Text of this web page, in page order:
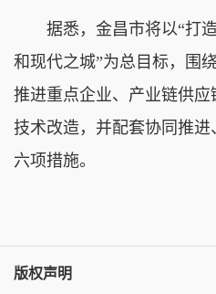
据悉，金昌市将以“打造
和现代之城”为总目标，围
推进重点企业、产业链供
技术改造，并配套协同推
六项措施。
版权声明